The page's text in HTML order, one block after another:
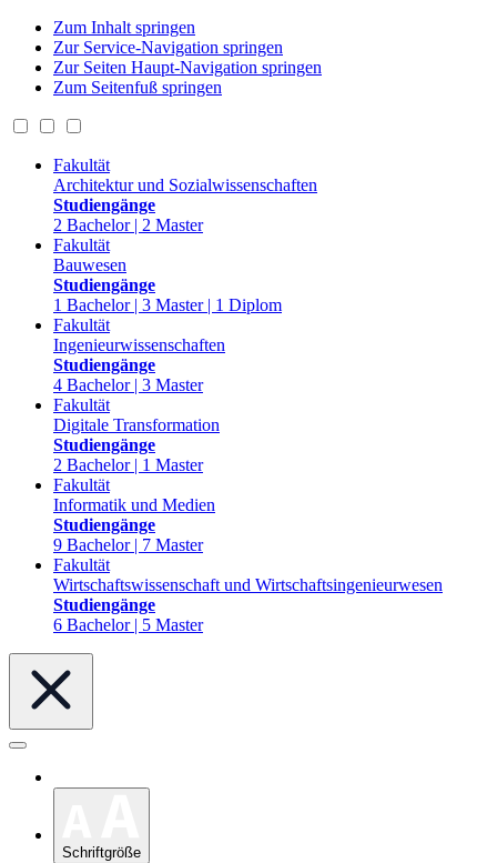
Zum Inhalt springen
Zur Service-Navigation springen
Zur Seiten Haupt-Navigation springen
Zum Seitenfuß springen
Fakultät
Architektur und Sozialwissenschaften
Studiengänge
2 Bachelor | 2 Master
Fakultät
Bauwesen
Studiengänge
1 Bachelor | 3 Master | 1 Diplom
Fakultät
Ingenieurwissenschaften
Studiengänge
4 Bachelor | 3 Master
Fakultät
Digitale Transformation
Studiengänge
2 Bachelor | 1 Master
Fakultät
Informatik und Medien
Studiengänge
9 Bachelor | 7 Master
Fakultät
Wirtschaftswissenschaft und Wirtschaftsingenieurwesen
Studiengänge
6 Bachelor | 5 Master
Schriftgröße